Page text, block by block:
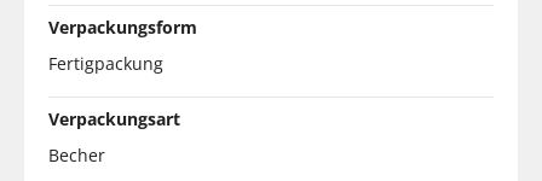
Verpackungsform
Fertigpackung
Verpackungsart
Becher